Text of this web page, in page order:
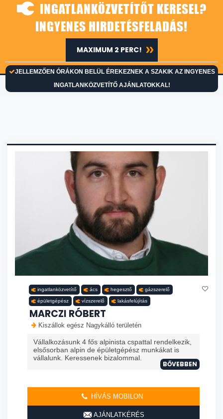
INGATLANKÖZVETÍTŐT KERESEL?
INGYENES HIRDETÉSFELADÁS!
JELLEMZŐEN ÓRÁKON BELÜL ÉREKEZNEK A SZAKIK AZ INGYENES
INGATLANKÖZVETÍTŐ AJÁNLATOKKAL!
MAXIMUM 2 PERC!
ingatlanközvetítő ács hegesztő gázszerelő
épületgépész vízszerelő lakásfelújítás
MARCZI RÓBERT
Kiszállok egész Nagykálló területén
Vállalkozásunk 4 fős alpinista cspattal rendelkezik,
elsősorban alpin de épületgépész munkákat is
vállalunk. Keressenek bizalommal.
BŐVEBBEN
HÍVÁS MOBILON
AJÁNLATKÉRÉS